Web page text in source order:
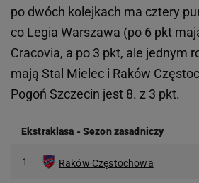
po dwóch kolejkach ma cztery
co Legia Warszawa (po 6 pkt
Cracovia, a po 3 pkt, ale jednym
mają Stal Mielec i Raków
Pogoń Szczecin jest 8. z 3 pkt.
Ekstraklasa - Sezon zasadniczy
1 Raków Częstochowa